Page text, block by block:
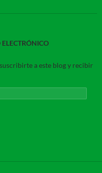
ELECTRÓNICO
a este blog y recibir